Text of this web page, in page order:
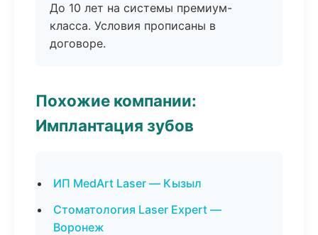
До 10 лет на системы премиум-
класса. Условия прописаны в
договоре.
Похожие компании:
Имплантация зубов
ИП MedArt Laser — Кызыл
Стоматология Laser Expert —
Воронеж